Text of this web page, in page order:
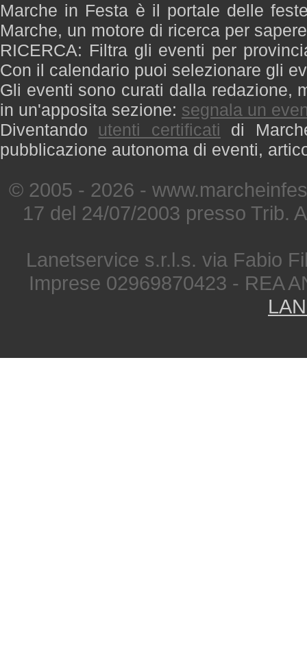
Marche in Festa è il portale delle
Marche, un motore di ricerca per
RICERCA: Filtra gli eventi per
Con il calendario puoi selezionare gli
Gli eventi sono curati dalla redazione,
in un'apposita sezione: segnala un
Diventando utenti certificati di
pubblicazione autonoma di eventi,
© 2005 - 2026 -
17 del 24/07/2003 presso Trib.
Lanetservice s.r.l.s. via Fabio
Imprese 02969870423 - REA